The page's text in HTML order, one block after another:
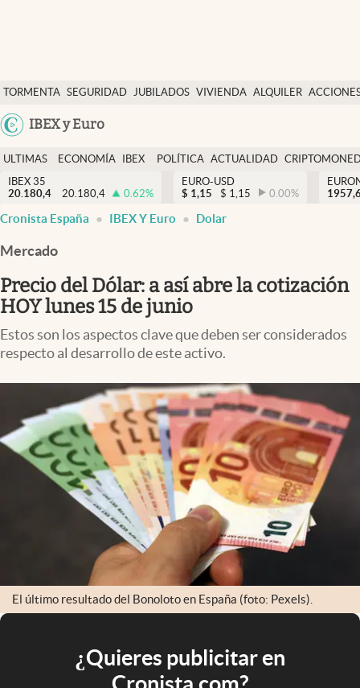
TORMENTA SEGURIDAD JUBILADOS VIVIENDA ALQUILER
USA
IBEX y Euro
Economía y finanzas
Política
Actualidad
Criptomonedas
España
ULTIMAS
NOTICIAS
ECONOMÍA
FINANZAS
IBEX
EURO
POLÍTICA ACTUALIDAD
IBEX 35
20.180,4
20.180,4 0.62%
EURO-USD
$ 1,15 $ 1,15 0.00%
Cronista España IBEX Y Euro Dolar
Mercado
Precio del Dólar: a así abre la cotización
HOY lunes 15 de junio
Estos son los aspectos clave que deben ser considerados
respecto al desarrollo de este activo.
El último resultado del Bonoloto en España (foto: Pexels).
¿Quieres publicitar en
Cronista.com?